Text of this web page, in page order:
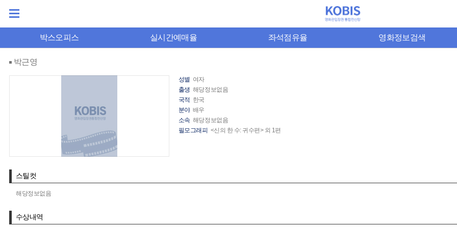
박스오피스 실시간예매율 좌석점유율 영화정보검색
박근영
성별 여자
출생 해당정보없음
국적 한국
분야 배우
소속 해당정보없음
필모그래피 <신의 한 수: 귀수편> 외 1편
스틸컷
해당정보없음
수상내역